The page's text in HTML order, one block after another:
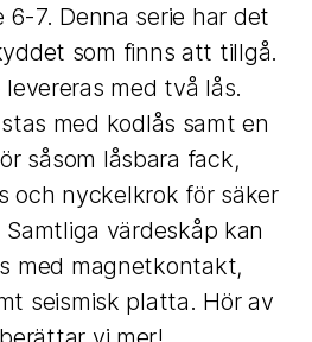
6-7. Denna serie har det
som finns att tillgå.
med två lås.
med kodlås samt en
såsom låsbara fack,
och nyckelkrok för säker
värdeskåp kan
med magnetkontakt,
seismisk platta. Hör av